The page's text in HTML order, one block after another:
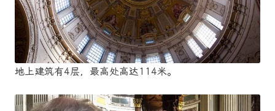
地上建筑有4层，最高处高达114米。